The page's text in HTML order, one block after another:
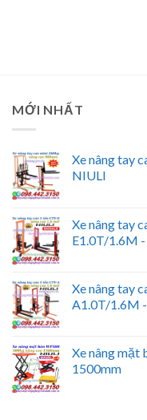
MỚI NHẤT
Xe nâng tay
NIULI
Xe nâng tay
E1.0T/1.6M
Xe nâng tay
A1.0T/1.6M
Xe nâng mặt
1500mm